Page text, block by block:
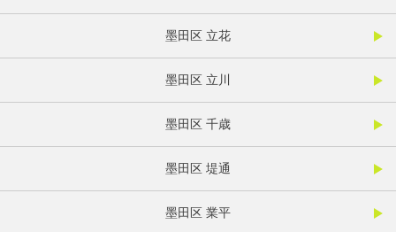
墨田区 立花
墨田区 立川
墨田区 千歳
墨田区 堤通
墨田区 業平